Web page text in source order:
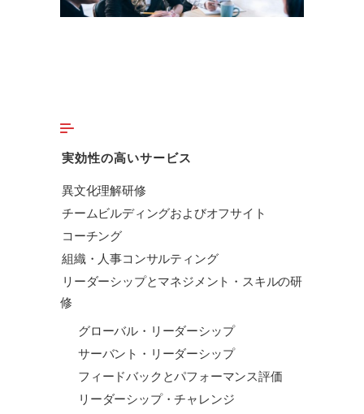
実効性の高いサービス
異文化理解研修
チームビルディングおよびオフサイト
コーチング
組織・人事コンサルティング
リーダーシップとマネジメント・スキルの研
修
グローバル・リーダーシップ
サーバント・リーダーシップ
フィードバックとパフォーマンス評価
リーダーシップ・チャレンジ